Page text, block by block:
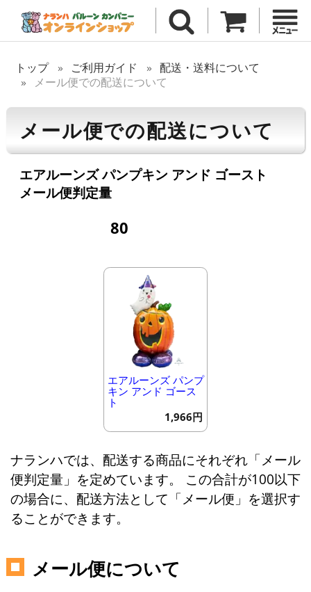
トップ ご利用ガイド
配送・送料について
メール便での配送について
メール便での配送について
エアルーンズ パンプキン アンド ゴースト
メール便判定量
80
エアルーンズ パンプ
キン アンド ゴース
ト
1,966円
ナランハでは、配送する商品にそれぞれ「メール
便判定量」を定めています。 この合計が100以下
の場合に、配送方法として「メール便」を選択す
ることができます。
メール便について